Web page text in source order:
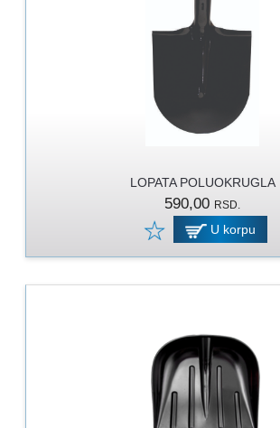
LOPATA POLUOKRUGLA
590,00 RSD.
U korpu